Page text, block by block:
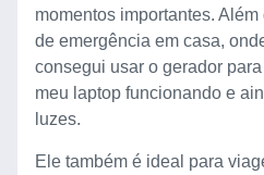
momentos importantes.
de emergência em casa,
consegui usar o gerador
meu laptop funcionando e
luzes.
Ele também é ideal para